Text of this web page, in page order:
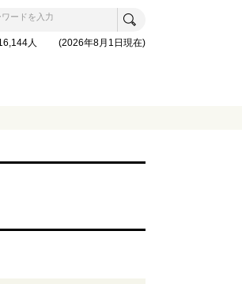
人 (2026年8月1日現在)